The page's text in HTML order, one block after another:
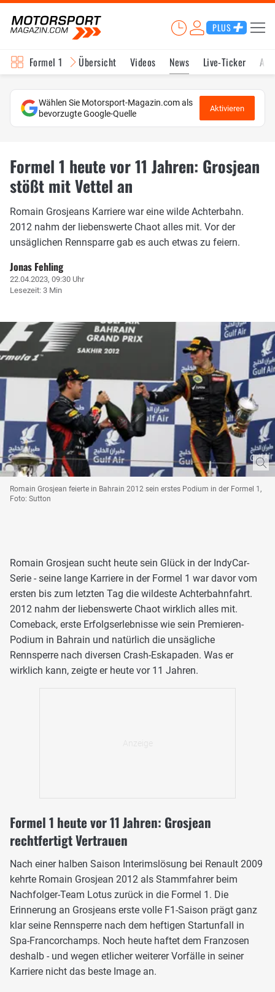
PLUS
Formel 1 Übersicht Videos News Live-Ticker
Wählen Sie Motorsport-Magazin.com als
bevorzugte Google-Quelle
Aktivieren
Formel 1 heute vor 11 Jahren: Grosjean
stößt mit Vettel an
Romain Grosjeans Karriere war eine wilde Achterbahn.
2012 nahm der liebenswerte Chaot alles mit. Vor der
unsäglichen Rennsparre gab es auch etwas zu feiern.
Jonas Fehling
22.04.2023, 09:30 Uhr
Lesezeit: 3 Min
Romain Grosjean feierte in Bahrain 2012 sein erstes Podium in der Formel 1,
Foto: Sutton
Romain Grosjean sucht heute sein Glück in der IndyCar-
Serie - seine lange Karriere in der Formel 1 war davor vom
ersten bis zum letzten Tag die wildeste Achterbahnfahrt.
2012 nahm der liebenswerte Chaot wirklich alles mit.
Comeback, erste Erfolgserlebnisse wie sein Premieren-
Podium in Bahrain und natürlich die unsägliche
Rennsperre nach diversen Crash-Eskapaden. Was er
wirklich kann, zeigte er heute vor 11 Jahren.
Formel 1 heute vor 11 Jahren: Grosjean
rechtfertigt Vertrauen
Nach einer halben Saison Interimslösung bei Renault 2009
kehrte Romain Grosjean 2012 als Stammfahrer beim
Nachfolger-Team Lotus zurück in die Formel 1. Die
Erinnerung an Grosjeans erste volle F1-Saison prägt ganz
klar seine Rennsperre nach dem heftigen Startunfall in
Spa-Francorchamps. Noch heute haftet dem Franzosen
deshalb - und wegen etlicher weiterer Vorfälle in seiner
Karriere nicht das beste Image an.